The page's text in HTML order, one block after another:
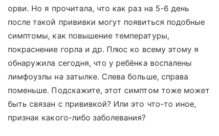
орви. Но я прочитала, что как раз на 5-6 день
после такой прививки могут появиться подобные
симптомы, как повышение температуры,
покраснение горла и др. Плюс ко всему этому я
обнаружила сегодня, что у ребёнка воспалены
лимфоузлы на затылке. Слева больше, справа
поменьше. Подскажите, этот симптом тоже может
быть связан с прививкой? Или это что-то иное,
признак какого-либо заболевания?